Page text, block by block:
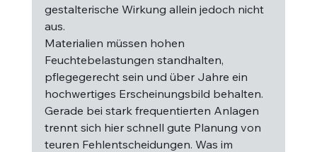
gestalterische Wirkung allein jedoch nicht
aus.
Materialien müssen hohen
Feuchtebelastungen standhalten,
pflegegerecht sein und über Jahre ein
hochwertiges Erscheinungsbild behalten.
Gerade bei stark frequentierten Anlagen
trennt sich hier schnell gute Planung von
teuren Fehlentscheidungen. Was im